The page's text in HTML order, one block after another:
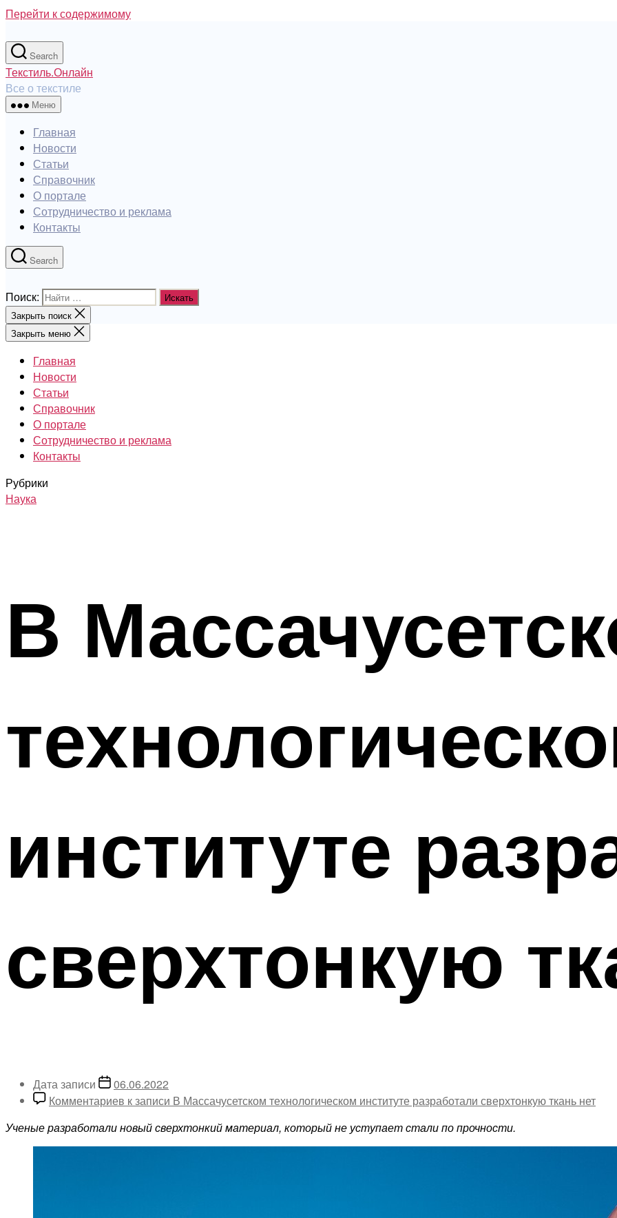
Перейти к содержимому
Search
Текстиль.Онлайн
Все о текстиле
Меню
Главная
Новости
Статьи
Справочник
О портале
Сотрудничество и реклама
Контакты
Search
Поиск:
Закрыть поиск
Закрыть меню
Главная
Новости
Статьи
Справочник
О портале
Сотрудничество и реклама
Контакты
Рубрики
Наука
В
институте
сверхтонкую
Дата записи
06.06.2022
Комментариев к записи В Массачусетском технологическом институте разработали сверхтонкую ткань нет
Ученые разработали новый сверхтонкий материал, который не уступает стали по прочности.